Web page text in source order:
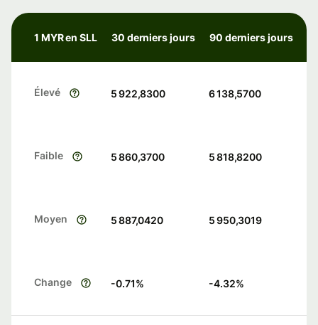
1 MYR en SLL 30 derniers jours 90 derniers jours
Élevé 5 922,8300 6 138,5700
Faible 5 860,3700 5 818,8200
Moyen 5 887,0420 5 950,3019
Change -0.71% -4.32%